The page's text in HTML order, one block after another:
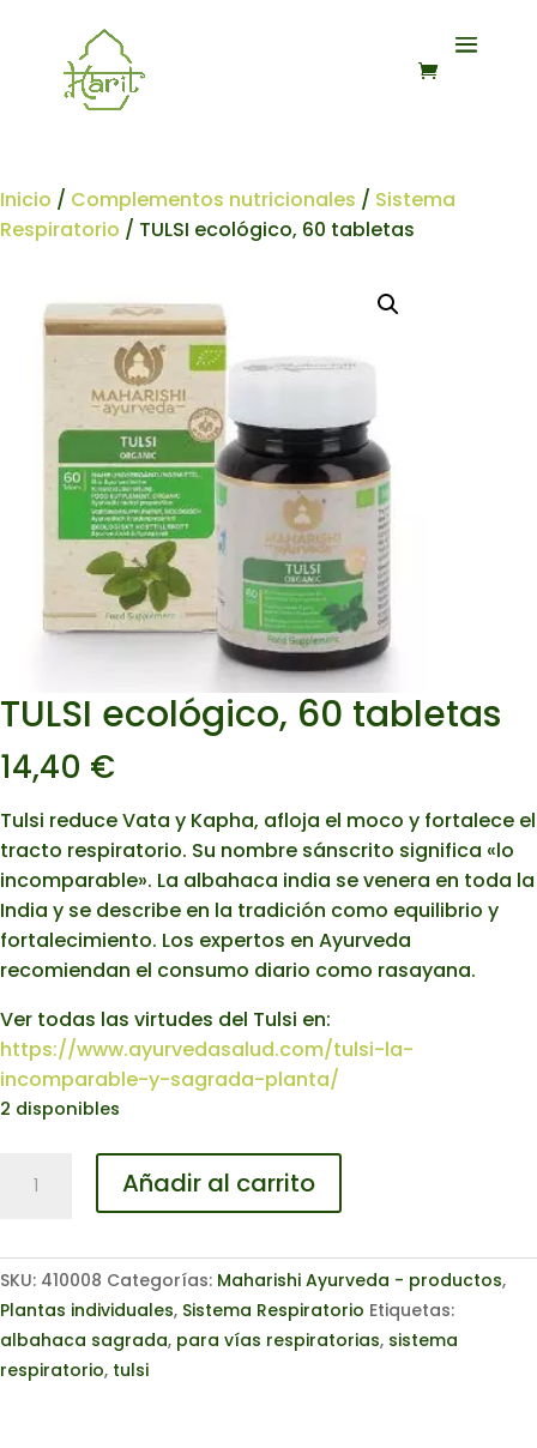
Inicio / Complementos nutricionales / Sistema
Respiratorio / TULSI ecológico, 60 tabletas
TULSI ecológico, 60 tabletas
14,40 €
Tulsi reduce Vata y Kapha, afloja el moco y fortalece el
tracto respiratorio. Su nombre sánscrito significa «lo
incomparable». La albahaca india se venera en toda la
India y se describe en la tradición como equilibrio y
fortalecimiento. Los expertos en Ayurveda
recomiendan el consumo diario como rasayana.
Ver todas las virtudes del Tulsi en:
https://www.ayurvedasalud.com/tulsi-la-
incomparable-y-sagrada-planta/
2 disponibles
ecológico,
tabletas
cantidad
Añadir al carrito
SKU: 410008 Categorías: Maharishi Ayurveda - productos,
Plantas individuales, Sistema Respiratorio Etiquetas:
albahaca sagrada, para vías respiratorias, sistema
respiratorio, tulsi